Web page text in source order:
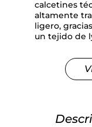
calcetines
altamente
ligero,
un tejido de